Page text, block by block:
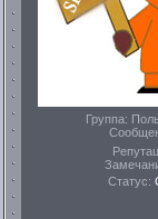
Группа:
Статус: